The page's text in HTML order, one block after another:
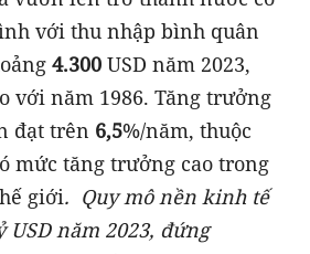
với thu nhập bình quân
4.300 USD năm 2023,
với năm 1986. Tăng trưởng
đạt trên 6,5%/năm, thuộc
mức tăng trưởng cao trong
giới. Quy mô nền kinh tế
USD năm 2023, đứng